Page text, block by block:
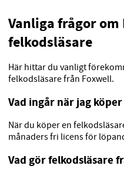
Vanliga frågor om
felkodsläsare
Här hittar du vanligt
felkodsläsare från Foxwell.
Vad ingår när jag
När du köper en
månaders fri licens för
Vad gör felkodsläsare